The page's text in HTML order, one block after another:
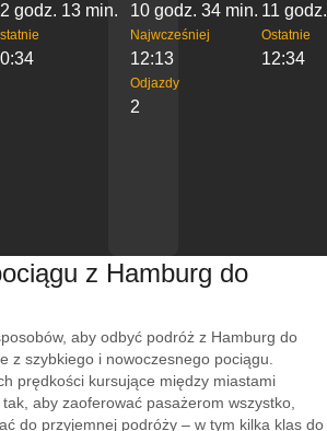
godz. 13 min. 10 godz. 34 min. 11
Najwcześniej
12:13
Ostatnie
12:34
Odjazdy
2
z Hamburg do
aby odbyć podróż z Hamburg do
z szybkiego i nowoczesnego pociągu.
prędkości kursujące między miastami
aby zaoferować pasażerom wszystko,
do przyjemnej podróży – w tym kilka klas do